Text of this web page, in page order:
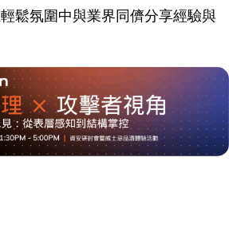
鬆氛圍中與業界同儕分享經驗與